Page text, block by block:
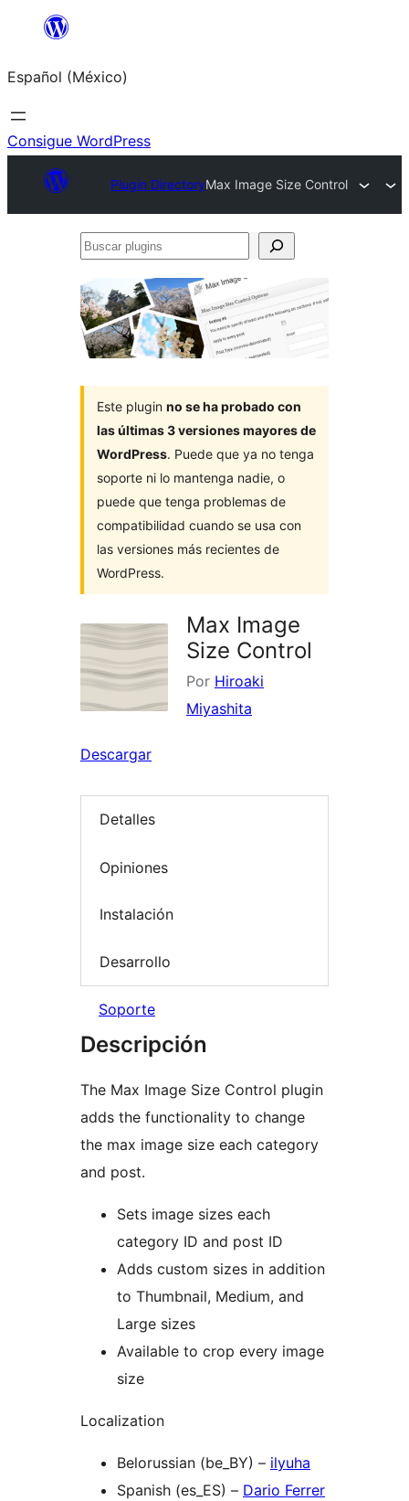
Saltar
contenido
Español (México)
Consigue WordPress
Plugin DirectoryMax Image Size Control
Buscar
Este plugin no se ha probado con
las últimas 3 versiones mayores de
WordPress. Puede que ya no tenga
soporte ni lo mantenga nadie, o
puede que tenga problemas de
compatibilidad cuando se usa con
las versiones más recientes de
WordPress.
Max Image
Size Control
Por Hiroaki
Miyashita
Descargar
Detalles
Opiniones
Instalación
Desarrollo
Soporte
Descripción
The Max Image Size Control plugin
adds the functionality to change
the max image size each category
and post.
Sets image sizes each
category ID and post ID
Adds custom sizes in addition
to Thumbnail, Medium, and
Large sizes
Available to crop every image
size
Localization
Belorussian (be_BY) – ilyuha
Spanish (es_ES) – Dario Ferrer